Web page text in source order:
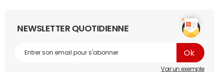
NEWSLETTER QUOTIDIENNE
Voir un exemple